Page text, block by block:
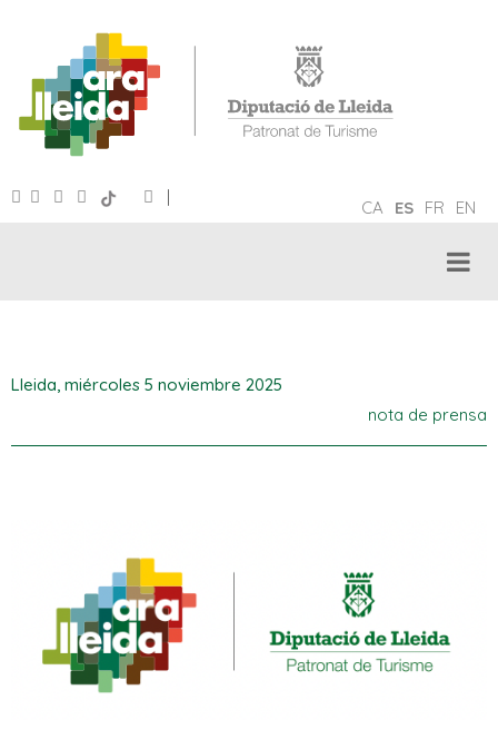
CA ES FR EN
|
Lleida, miércoles 5 noviembre 2025
nota de prensa